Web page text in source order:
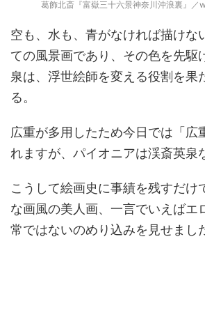
葛飾北斎『富嶽三十六景神奈川沖浪裏』／
空も、水も、青がなければ描け
ての風景画であり、その色を先駆
泉は、浮世絵師を変える役割を果
る。
広重が多用したため今日では「広
れますが、パイオニアは渓斎英泉
こうして絵画史に事績を残すだけ
な画風の美人画、一言でいえばエ
常ではないのめり込みを見せまし